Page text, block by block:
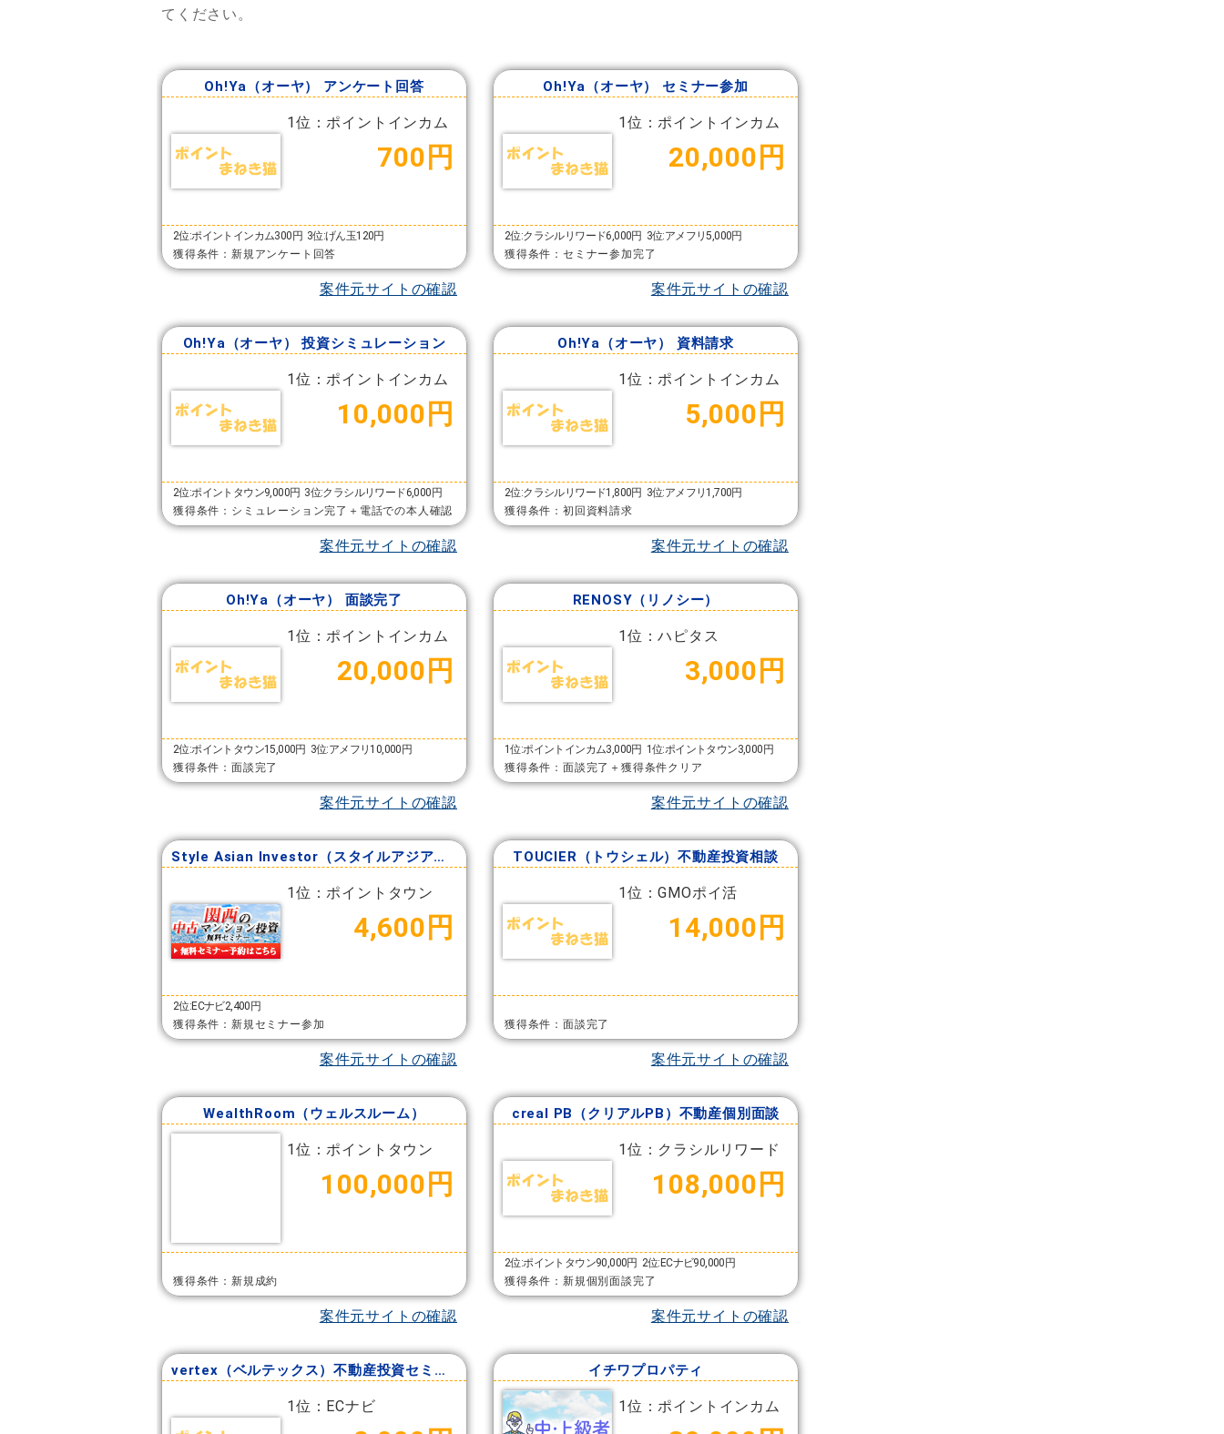
てください。
Oh!Ya（オーヤ） アンケート回答
1位：ポイントインカム
700円
2位:ポイントインカム300円 3位:げん玉120円
獲得条件：新規アンケート回答
案件元サイトの確認
Oh!Ya（オーヤ） セミナー参加
1位：ポイントインカム
20,000円
2位:クラシルリワード6,000円 3位:アメフリ5,000円
獲得条件：セミナー参加完了
案件元サイトの確認
Oh!Ya（オーヤ） 投資シミュレーション
1位：ポイントインカム
10,000円
2位:ポイントタウン9,000円 3位:クラシルリワード6,000円
獲得条件：シミュレーション完了＋電話での本人確認
案件元サイトの確認
Oh!Ya（オーヤ） 資料請求
1位：ポイントインカム
5,000円
2位:クラシルリワード1,800円 3位:アメフリ1,700円
獲得条件：初回資料請求
案件元サイトの確認
Oh!Ya（オーヤ） 面談完了
1位：ポイントインカム
20,000円
2位:ポイントタウン15,000円 3位:アメフリ10,000円
獲得条件：面談完了
案件元サイトの確認
RENOSY（リノシー）
1位：ハピタス
3,000円
1位:ポイントインカム3,000円 1位:ポイントタウン3,000円
獲得条件：面談完了＋獲得条件クリア
案件元サイトの確認
Style Asian Investor（スタイルアジアンインベスター）
1位：ポイントタウン
4,600円
2位:ECナビ2,400円
獲得条件：新規セミナー参加
案件元サイトの確認
TOUCIER（トウシェル）不動産投資相談
1位：GMOポイ活
14,000円
獲得条件：面談完了
案件元サイトの確認
WealthRoom（ウェルスルーム）
1位：ポイントタウン
100,000円
獲得条件：新規成約
案件元サイトの確認
creal PB（クリアルPB）不動産個別面談
1位：クラシルリワード
108,000円
2位:ポイントタウン90,000円 2位:ECナビ90,000円
獲得条件：新規個別面談完了
案件元サイトの確認
vertex（ベルテックス）不動産投資セミナー
1位：ECナビ
イチワプロパティ
1位：ポイントインカム